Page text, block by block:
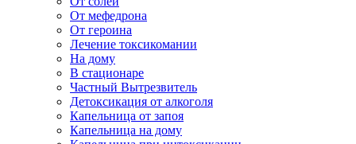
От мефедрона
От героина
Лечение токсикомании
На дому
В стационаре
Частный Вытрезвитель
Детоксикация от алкоголя
Капельница от запоя
Капельница на дому